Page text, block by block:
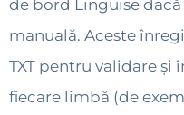
de bord Linguise
manuală. Aceste
TXT pentru validare și
fiecare limbă (de